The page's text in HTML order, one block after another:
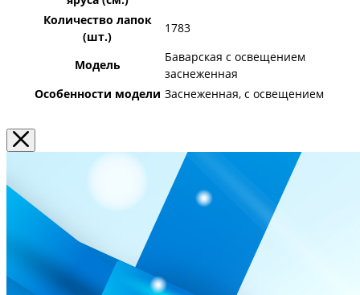
Количество лапок
(шт.)
1783
Модель
Баварская с освещением
заснеженная
Особенности модели Заснеженная, с освещением